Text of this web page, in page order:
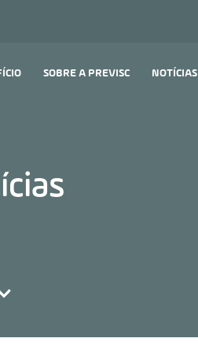
SOBRE A PREVISC NOTÍCIAS